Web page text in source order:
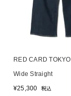
RED CARD TOKYO
Wide Straight
¥25,300 税込